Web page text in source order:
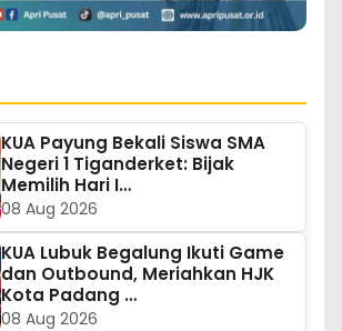
KUA Payung Bekali Siswa SMA
Negeri 1 Tiganderket: Bijak
Memilih Hari I…
08 Aug 2026
KUA Lubuk Begalung Ikuti Game
dan Outbound, Meriahkan HJK
Kota Padang …
08 Aug 2026